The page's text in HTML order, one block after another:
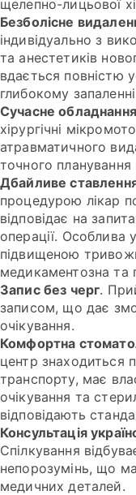
щелепно-лицьової
Безболісне
індивідуально з
та анестетиків
вдається повністю
глибокому
Сучасне обладнання
хірургічні
атравматичного
точного планування
Дбайливе
процедурою лікар
відповідає на
операції. Особлива
підвищеною
медикаментозна та
Запис без черг.
записом, що дає
очікування.
Комфортна
центр знаходиться
транспорту, має
очікування та
відповідають
Консультація
Спілкування
непорозумінь, що
медичних деталей.